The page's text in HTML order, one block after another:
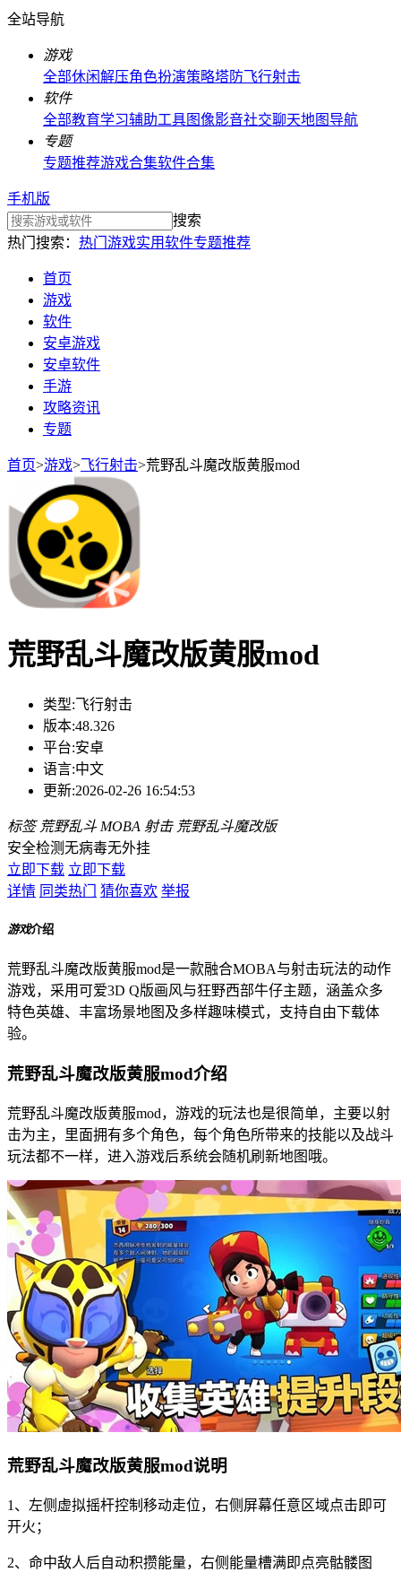
全站导航
游戏
全部休闲解压角色扮演策略塔防飞行射击
软件
全部教育学习辅助工具图像影音社交聊天地图导航
专题
专题推荐游戏合集软件合集
手机版
搜索
热门搜索： 热门游戏实用软件专题推荐
首页
游戏
软件
安卓游戏
安卓软件
手游
攻略资讯
专题
首页>游戏>飞行射击>荒野乱斗魔改版黄服mod
荒野乱斗魔改版黄服mod
类型:飞行射击
版本:48.326
平台:安卓
语言:中文
更新:2026-02-26 16:54:53
标签 荒野乱斗 MOBA 射击 荒野乱斗魔改版
安全检测无病毒无外挂
立即下载 立即下载
详情 同类热门 猜你喜欢 举报
游戏介绍
荒野乱斗魔改版黄服mod是一款融合MOBA与射击玩法的动作
游戏，采用可爱3D Q版画风与狂野西部牛仔主题，涵盖众多
特色英雄、丰富场景地图及多样趣味模式，支持自由下载体
验。
荒野乱斗魔改版黄服mod介绍
荒野乱斗魔改版黄服mod，游戏的玩法也是很简单，主要以射
击为主，里面拥有多个角色，每个角色所带来的技能以及战斗
玩法都不一样，进入游戏后系统会随机刷新地图哦。
荒野乱斗魔改版黄服mod说明
1、左侧虚拟摇杆控制移动走位，右侧屏幕任意区域点击即可
开火；
2、命中敌人后自动积攒能量，右侧能量槽满即点亮骷髅图